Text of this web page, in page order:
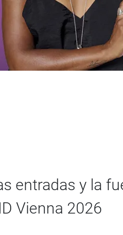
entradas y la
Vienna 2026